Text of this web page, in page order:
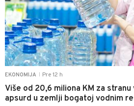
EKONOMIJA Pre 12 h
Više od 20,6 miliona KM za
apsurd u zemlji bogatoj vodnim